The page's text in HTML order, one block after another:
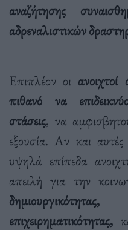
αναζήτησης
αδρεναλιστικών
Επιπλέον οι ανοιχτοί
πιθανό να
στάσεις, να
εξουσία. Αν και αυτές
υψηλά επίπεδα
απειλή για την
επιχειρηματικότητας,